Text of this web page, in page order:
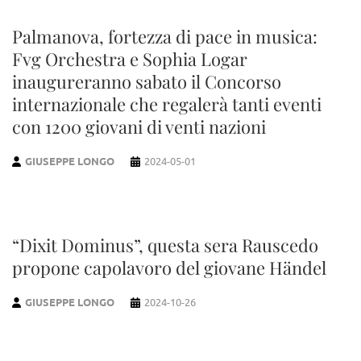
Palmanova, fortezza di pace in musica:
Fvg Orchestra e Sophia Logar
inaugureranno sabato il Concorso
internazionale che regalerà tanti eventi
con 1200 giovani di venti nazioni
GIUSEPPE LONGO 2024-05-01
“Dixit Dominus”, questa sera Rauscedo
propone capolavoro del giovane Händel
GIUSEPPE LONGO 2024-10-26